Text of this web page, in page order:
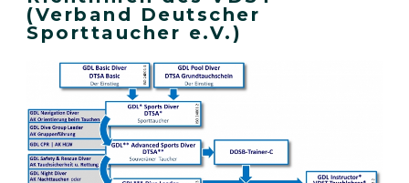
(Verband Deutscher
Sporttaucher e.V.)